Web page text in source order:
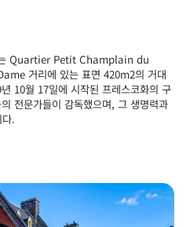
Quartier Petit Champlain du
거리에 있는 표면 420m2의 거대
10월 17일에 시작된 프레스코화의 구
전문가들이 감독했으며, 그 생명력과
.